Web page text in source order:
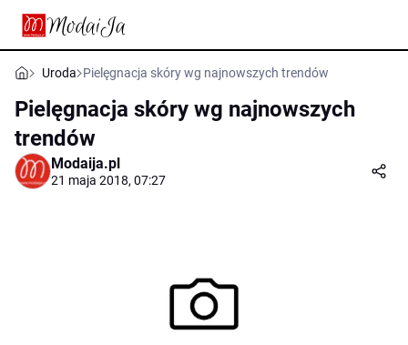
Uroda Pielęgnacja skóry wg najnowszych trendów
Pielęgnacja skóry wg najnowszych
trendów
Modaija.pl
21 maja 2018, 07:27